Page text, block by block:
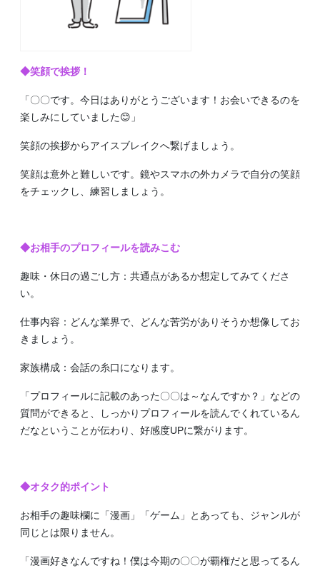
◆笑顔で挨拶！
「〇〇です。今日はありがとうございます！お会いできるのを
楽しみにしていました😊」
笑顔の挨拶からアイスブレイクへ繋げましょう。
笑顔は意外と難しいです。鏡やスマホの外カメラで自分の笑顔
をチェックし、練習しましょう。
◆お相手のプロフィールを読みこむ
趣味・休日の過ごし方：共通点があるか想定してみてくださ
い。
仕事内容：どんな業界で、どんな苦労がありそうか想像してお
きましょう。
家族構成：会話の糸口になります。
「プロフィールに記載のあった〇〇は～なんですか？」などの
質問ができると、しっかりプロフィールを読んでくれているん
だなということが伝わり、好感度UPに繋がります。
◆オタク的ポイント
お相手の趣味欄に「漫画」「ゲーム」とあっても、ジャンルが
同じとは限りません。
「漫画好きなんですね！僕は今期の〇〇が覇権だと思ってるん